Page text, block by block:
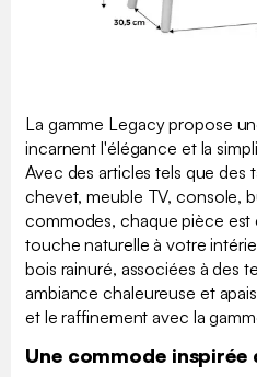
La gamme Legacy propose
incarnent l'élégance et la
Avec des articles tels que des
chevet, meuble TV, console,
commodes, chaque pièce
touche naturelle à votre
bois rainuré, associées à des
ambiance chaleureuse et
et le raffinement avec la
Une commode inspirée